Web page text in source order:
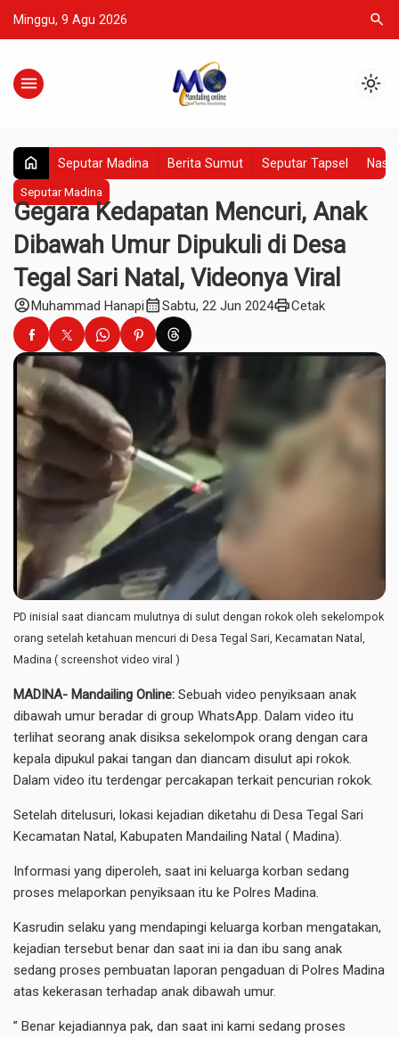
Minggu, 9 Agu 2026 search
menu light_mode
home Seputar Madina Berita Sumut Seputar Tapsel
Seputar Madina
Gegara Kedapatan Mencuri, Anak
Dibawah Umur Dipukuli di Desa
Tegal Sari Natal, Videonya Viral
account_circleMuhammad Hanapicalendar_monthSabtu, 22 Jun 2024printCetak
PD inisial saat diancam mulutnya di sulut dengan rokok oleh sekelompok
orang setelah ketahuan mencuri di Desa Tegal Sari, Kecamatan Natal,
Madina ( screenshot video viral )
MADINA- Mandailing Online: Sebuah video penyiksaan anak
dibawah umur beradar di group WhatsApp. Dalam video itu
terlihat seorang anak disiksa sekelompok orang dengan cara
kepala dipukul pakai tangan dan diancam disulut api rokok.
Dalam video itu terdengar percakapan terkait pencurian rokok.
Setelah ditelusuri, lokasi kejadian diketahu di Desa Tegal Sari
Kecamatan Natal, Kabupaten Mandailing Natal ( Madina).
Informasi yang diperoleh, saat ini keluarga korban sedang
proses melaporkan penyiksaan itu ke Polres Madina.
Kasrudin selaku yang mendapingi keluarga korban mengatakan,
kejadian tersebut benar dan saat ini ia dan ibu sang anak
sedang proses pembuatan laporan pengaduan di Polres Madina
atas kekerasan terhadap anak dibawah umur.
” Benar kejadiannya pak, dan saat ini kami sedang proses